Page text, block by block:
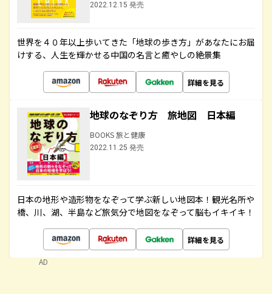
2022.12.15 発売
世界を４０年以上歩いてきた「地球の歩き方」があなたにお届
けする、人生を輝かせる中国の名言と癒やしの絶景集
詳細を見る
地球のなぞり方 旅地図 日本編
BOOKS 旅と健康
2022.11.25 発売
日本の地形や造形物をなぞって学ぶ新しい地図本！観光名所や
橋、川、湖、半島など旅気分で地図をなぞって脳もイキイキ！
詳細を見る
AD